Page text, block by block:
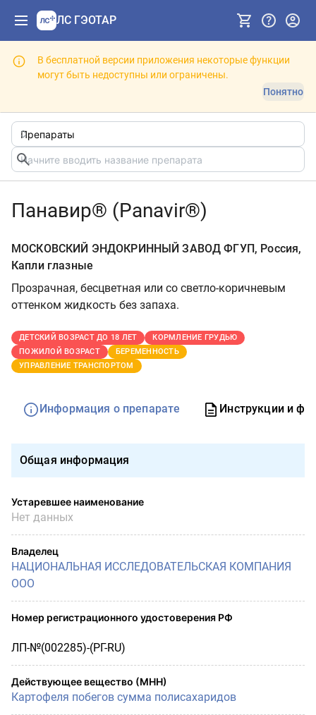
ЛС ГЭОТАР
В бесплатной версии приложения некоторые функции
могут быть недоступны или ограничены.
Понятно
Панавир® (Panavir®)
МОСКОВСКИЙ ЭНДОКРИННЫЙ ЗАВОД ФГУП, Россия,
Капли глазные
Прозрачная, бесцветная или со светло-коричневым
оттенком жидкость без запаха.
ДЕТСКИЙ ВОЗРАСТ ДО 18 ЛЕТ
КОРМЛЕНИЕ ГРУДЬЮ
ПОЖИЛОЙ ВОЗРАСТ
БЕРЕМЕННОСТЬ
УПРАВЛЕНИЕ ТРАНСПОРТОМ
Информация о препарате Инструкции и
Общая информация
Устаревшее наименование
Нет данных
Владелец
НАЦИОНАЛЬНАЯ ИССЛЕДОВАТЕЛЬСКАЯ КОМПАНИЯ
ООО
Номер регистрационного удостоверения РФ
ЛП-№(002285)-(РГ-RU)
Действующее вещество (МНН)
Картофеля побегов сумма полисахаридов